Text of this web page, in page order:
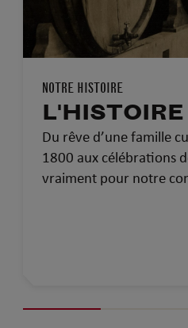
NOTRE HISTOIRE
Du rêve d’une famille
1800 aux célébrations
vraiment pour notre